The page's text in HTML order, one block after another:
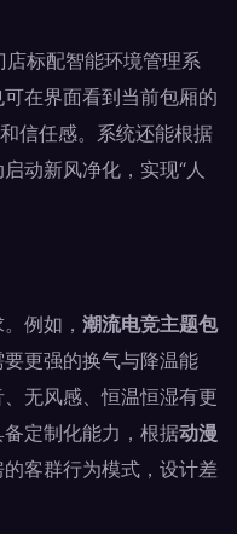
店标配智能环境管理系
可在界面看到当前包厢的
信任感。系统还能根据
动新风净化，实现“人
例如， 潮流电竞主题包
更强的换气与降温能
、无风感、恒温恒湿有更
定制化能力，根据动漫
客群行为模式，设计差